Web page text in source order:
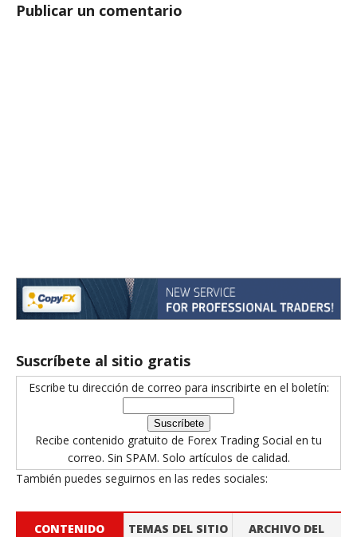
Publicar un comentario
Suscríbete al sitio gratis
Escribe tu dirección de correo para inscribirte en el boletín:
Recibe contenido gratuito de Forex Trading Social en tu
correo. Sin SPAM. Solo artículos de calidad.
También puedes seguirnos en las redes sociales:
CONTENIDO TEMAS DEL SITIO ARCHIVO DEL